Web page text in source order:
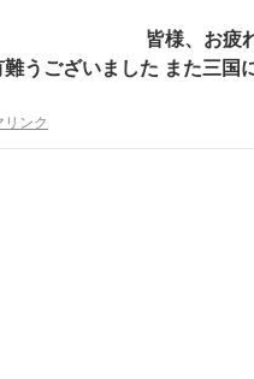
皆様、お疲
うございました また三
リンク